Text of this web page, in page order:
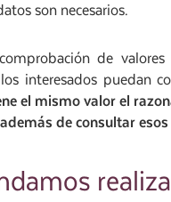
son necesarios.
de
interesados puedan
el mismo valor el
de consultar